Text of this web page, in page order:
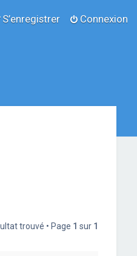
Connexion
S’enregistrer
trouvé • Page 1 sur 1